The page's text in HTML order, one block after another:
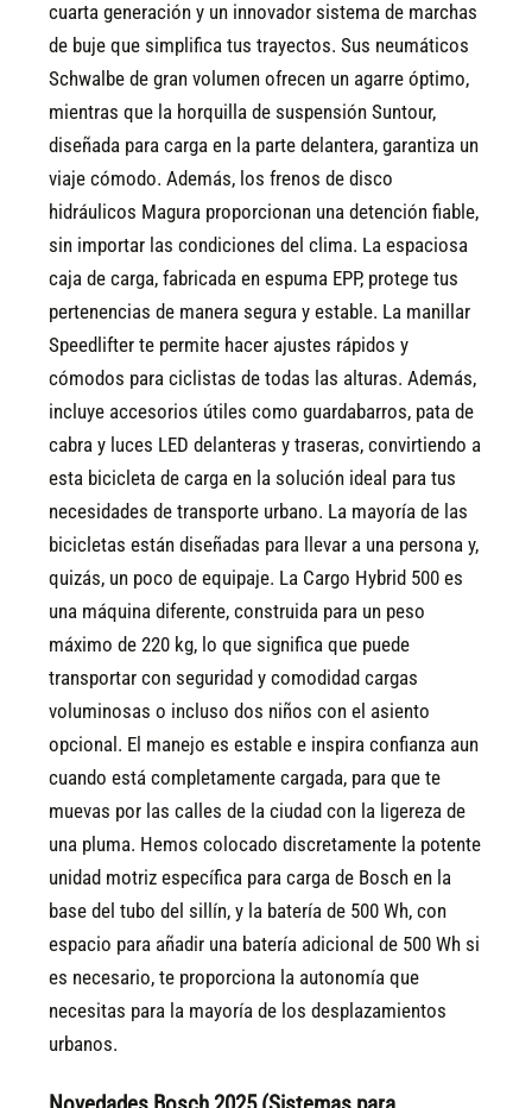
cuarta generación y un innovador sistema de marchas
de buje que simplifica tus trayectos. Sus neumáticos
Schwalbe de gran volumen ofrecen un agarre óptimo,
mientras que la horquilla de suspensión Suntour,
diseñada para carga en la parte delantera, garantiza un
viaje cómodo. Además, los frenos de disco
hidráulicos Magura proporcionan una detención fiable,
sin importar las condiciones del clima. La espaciosa
caja de carga, fabricada en espuma EPP, protege tus
pertenencias de manera segura y estable. La manillar
Speedlifter te permite hacer ajustes rápidos y
cómodos para ciclistas de todas las alturas. Además,
incluye accesorios útiles como guardabarros, pata de
cabra y luces LED delanteras y traseras, convirtiendo a
esta bicicleta de carga en la solución ideal para tus
necesidades de transporte urbano. La mayoría de las
bicicletas están diseñadas para llevar a una persona y,
quizás, un poco de equipaje. La Cargo Hybrid 500 es
una máquina diferente, construida para un peso
máximo de 220 kg, lo que significa que puede
transportar con seguridad y comodidad cargas
voluminosas o incluso dos niños con el asiento
opcional. El manejo es estable e inspira confianza aun
cuando está completamente cargada, para que te
muevas por las calles de la ciudad con la ligereza de
una pluma. Hemos colocado discretamente la potente
unidad motriz específica para carga de Bosch en la
base del tubo del sillín, y la batería de 500 Wh, con
espacio para añadir una batería adicional de 500 Wh si
es necesario, te proporciona la autonomía que
necesitas para la mayoría de los desplazamientos
urbanos.